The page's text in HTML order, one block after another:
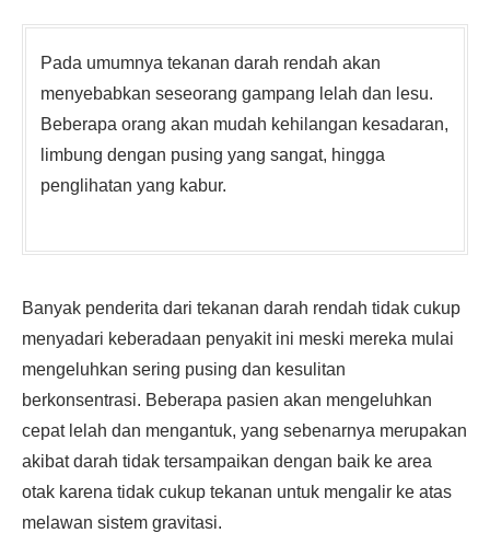
Pada umumnya tekanan darah rendah akan
menyebabkan seseorang gampang lelah dan lesu.
Beberapa orang akan mudah kehilangan kesadaran,
limbung dengan pusing yang sangat, hingga
penglihatan yang kabur.
Banyak penderita dari tekanan darah rendah tidak cukup
menyadari keberadaan penyakit ini meski mereka mulai
mengeluhkan sering pusing dan kesulitan
berkonsentrasi. Beberapa pasien akan mengeluhkan
cepat lelah dan mengantuk, yang sebenarnya merupakan
akibat darah tidak tersampaikan dengan baik ke area
otak karena tidak cukup tekanan untuk mengalir ke atas
melawan sistem gravitasi.